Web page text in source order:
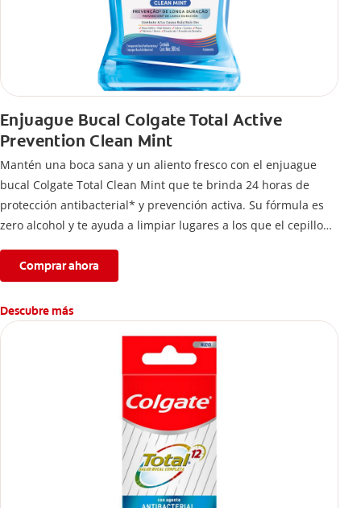
Enjuague Bucal Colgate Total Active
Prevention Clean Mint
Mantén una boca sana y un aliento fresco con el enjuague
bucal Colgate Total Clean Mint que te brinda 24 horas de
protección antibacterial* y prevención activa. Su fórmula es
zero alcohol y te ayuda a limpiar lugares a los que el cepillo
Comprar ahora
Descubre más